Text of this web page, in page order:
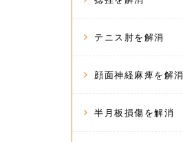
テニス肘を解消
顔面神経麻痺を解消
半月板損傷を解消